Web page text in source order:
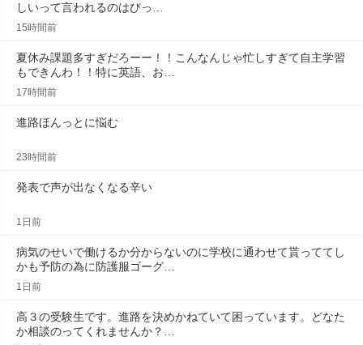
しいって言われるのはびっ…
15時間前
夏休み課題多すぎだろーー！！こんなんじゃ忙しすぎて自主学習
もできんわ！！特に英語、お…
17時間前
進路ほんっとに悩む
23時間前
発表で声が出なくなる辛い
1日前
病気のせいで働けるか分からないのに学校に通わせて貰っててし
かも予防の為に防護服ゴーグ…
1日前
高３の受験生です。進路を決めかねていて困っています。どなた
か相談のってくれませんか？…